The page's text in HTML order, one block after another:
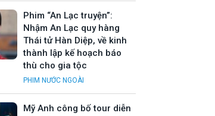
Phim “An Lạc truyện”:
Nhậm An Lạc quy hàng
Thái tử Hàn Diệp, về kinh
thành lập kế hoạch báo
thù cho gia tộc
PHIM NƯỚC NGOÀI
Mỹ Anh công bố tour diễn